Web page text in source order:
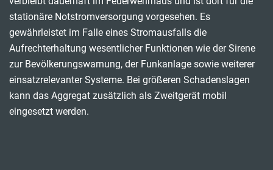
stationäre Notstromversorgung vorgesehen. Es
gewährleistet im Falle eines Stromausfalls die
Aufrechterhaltung wesentlicher Funktionen wie der Sirene
zur Bevölkerungswarnung, der Funkanlage sowie weiterer
einsatzrelevanter Systeme. Bei größeren Schadenslagen
kann das Aggregat zusätzlich als Zweitgerät mobil
eingesetzt werden.